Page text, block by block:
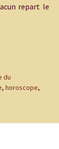
repart le
du
, horoscope,